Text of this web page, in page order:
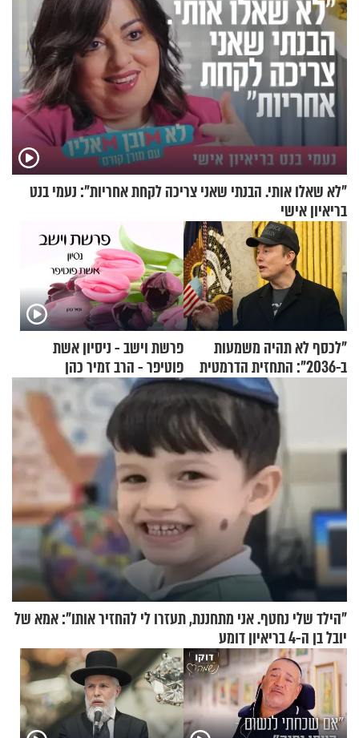
"לא שאלו אותי. הבנתי שאני צריכה לקחת אחריות": נעמי בנט
בריאיון אישי
"לכסף לא תהיה משמעות
ב-2036": התחזית הדרמטית
של אילון מאסק על עתיד
פרשת וישב - ניסיון אשת
פוטיפר - הרב זמיר כהן
"הילד שלי נחטף. אני מתחננת, תעזרו לי להחזיר אותו": אמא של
יובל בן ה-4 בריאיון דומע